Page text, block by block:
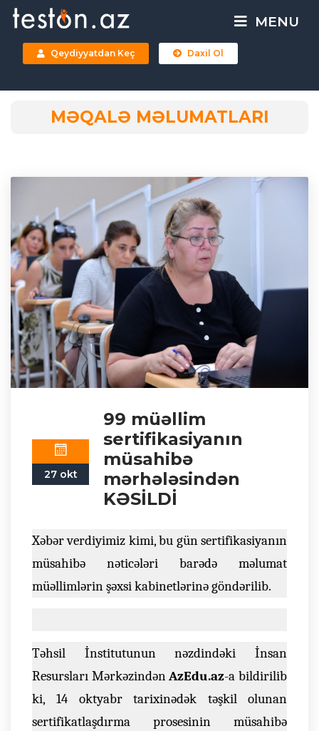
MENU
Qeydiyyatdan Keç Daxil Ol
MƏQALƏ MƏLUMATLARI
27 okt
99 müəllim
sertifikasiyanın
müsahibə
mərhələsindən
KƏSİLDİ
Xəbər verdiyimiz kimi, bu gün sertifikasiyanın
müsahibə nəticələri barədə məlumat
müəllimlərin şəxsi kabinetlərinə göndərilib.
Təhsil İnstitutunun nəzdindəki İnsan
Resursları MərkəzindənAzEdu.az-a bildirilib
ki, 14 oktyabr tarixinədək təşkil olunan
sertifikatlaşdırma prosesinin müsahibə